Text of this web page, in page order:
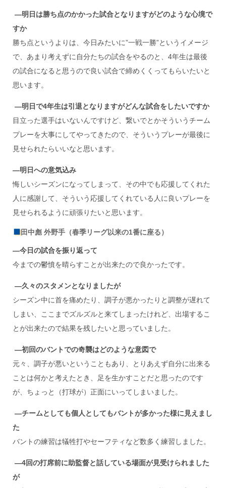
―明日は勝ち点のかかった試合となりますがどのような心境で
すか
勝ち点というよりは、今日みたいに”一戦一勝”というイメージ
で、あまり考えずに自分たちの試合をやるのと、4年生は最後
の試合になると思うので良い試合で締めくくってもらいたいと
思います。
―明日で4年生は引退となりますがどんな試合をしたいですか
目立った選手はいないんですけど、繋いでとかそういうチーム
プレーを大事にしてやってきたので、そういうプレーが最後に
見せられたらいいなと思います。
―明日への意気込み
悔しいシーズンになってしまって、その中でも応援してくれた
人に感謝して、そういう応援してくれている人に良いプレーを
見せられるように頑張りたいと思います。
田中彪 外野手（春季リーグ以来の1番に座る）
―今日の試合を振り返って
今までの鬱憤を晴らすことが出来たので良かったです。
―久々のスタメンとなりましたが
シーズン中に首を痛めたり、調子が悪かったりと調整が遅れて
しまい、ここまでズルズルと来てしまったけれど、出場するこ
とが出来たので結果を残したいと思っていました。
―初回のバントでの奇襲はどのような意図で
元々、調子が悪いということもあり、とりあえず自分に出来る
ことは何かと考えたとき、足を生かすことだと思ったのです
が、ちょっと（打球が）正面にいってしまいました。
―チームとしても個人としてもバントが多かった様に見えまし
た
バントの練習は犠牲打やセーフティなど数多く練習しました。
―4回の打席前に助監督と話している場面が見受けられました
が